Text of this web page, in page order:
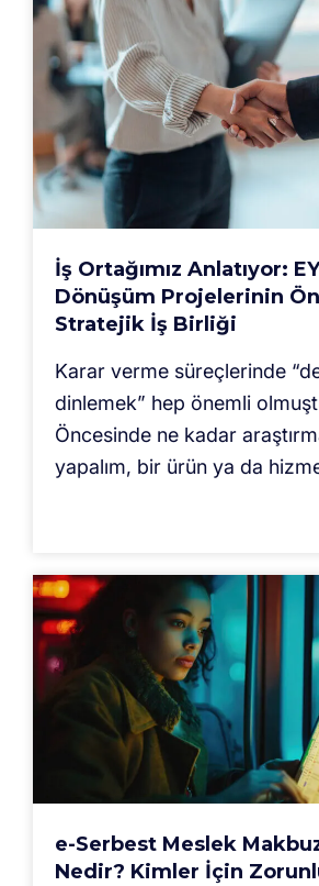
İş Ortağımız Anlatıyor:
Dönüşüm Projelerinin
Stratejik İş Birliği
Karar verme süreçlerinde
dinlemek” hep önemli
Öncesinde ne kadar
yapalım, bir ürün ya da
e-Serbest Meslek
Nedir? Kimler İçin